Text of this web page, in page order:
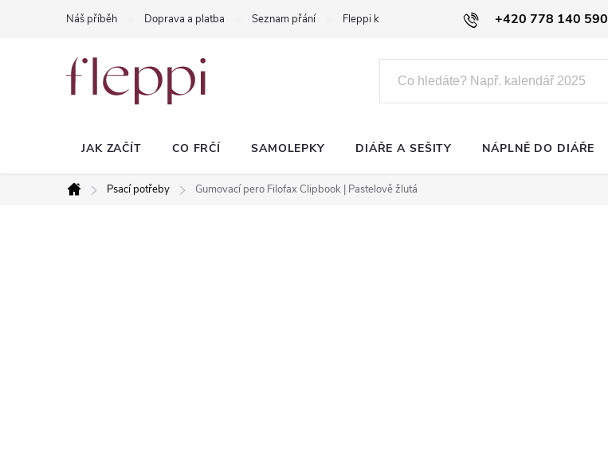
+420 778 140 590
Náš příběh Doprava a platba Seznam přání Fleppi klub
JAK ZAČÍT CO FRČÍ SAMOLEPKY DIÁŘE A SEŠITY NÁPLNĚ DO DIÁŘE
Domů
Psací potřeby Gumovací pero Filofax Clipbook | Pastelově žlutá